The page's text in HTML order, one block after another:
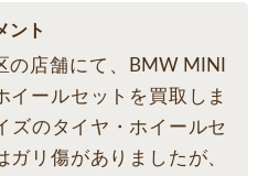
ント
店舗にて、BMW MINI
イールセットを買取しま
ズのタイヤ・ホイールセ
ガリ傷がありましたが、